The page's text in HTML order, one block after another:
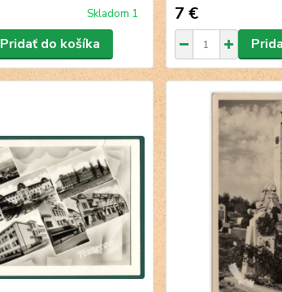
Skladom 1
Pridať do košíka
7 €